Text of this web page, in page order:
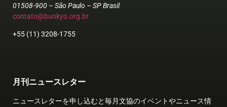
01508-900 – São Paulo – SP Brasil
contato@bunkyo.org.br
+55 (11) 3208-1755
月刊ニュースレター
ニュースレターを申し込むと毎月文協のイベントやニュース情